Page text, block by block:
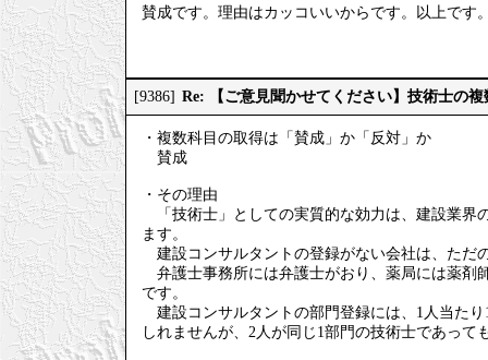
賛成です。理由はカッコいいからです。以上です
[9386] Re: 【ご意見聞かせてください】技術士の
・複数科目の取得は「賛成」か「反対」か
賛成
・その理由
「技術士」としての実質的な効力は、建設業界
ます。
建設コンサルタントの登録がない会社は、ただ
弁護士事務所には弁護士がおり、薬局には薬剤
です。
建設コンサルタントの部門登録には、1人当た
しれませんが、2人が同じ1部門の技術士であっ